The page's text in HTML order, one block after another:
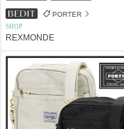
PORTER
SHOP
REXMONDE